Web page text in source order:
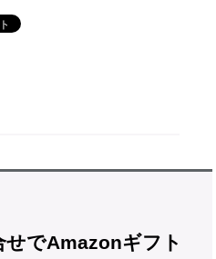
せでAmazonギフト